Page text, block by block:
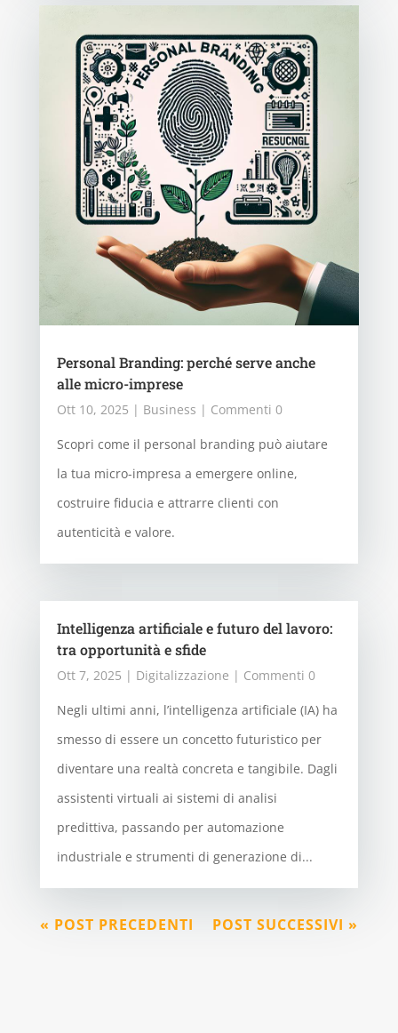
Personal Branding: perché serve anche
alle micro-imprese
Ott 10, 2025 | Business | Commenti 0
Scopri come il personal branding può aiutare
la tua micro-impresa a emergere online,
costruire fiducia e attrarre clienti con
autenticità e valore.
Intelligenza artificiale e futuro del lavoro:
tra opportunità e sfide
Ott 7, 2025 | Digitalizzazione | Commenti 0
Negli ultimi anni, l’intelligenza artificiale (IA) ha
smesso di essere un concetto futuristico per
diventare una realtà concreta e tangibile. Dagli
assistenti virtuali ai sistemi di analisi
predittiva, passando per automazione
industriale e strumenti di generazione di...
« POST PRECEDENTI POST SUCCESSIVI »